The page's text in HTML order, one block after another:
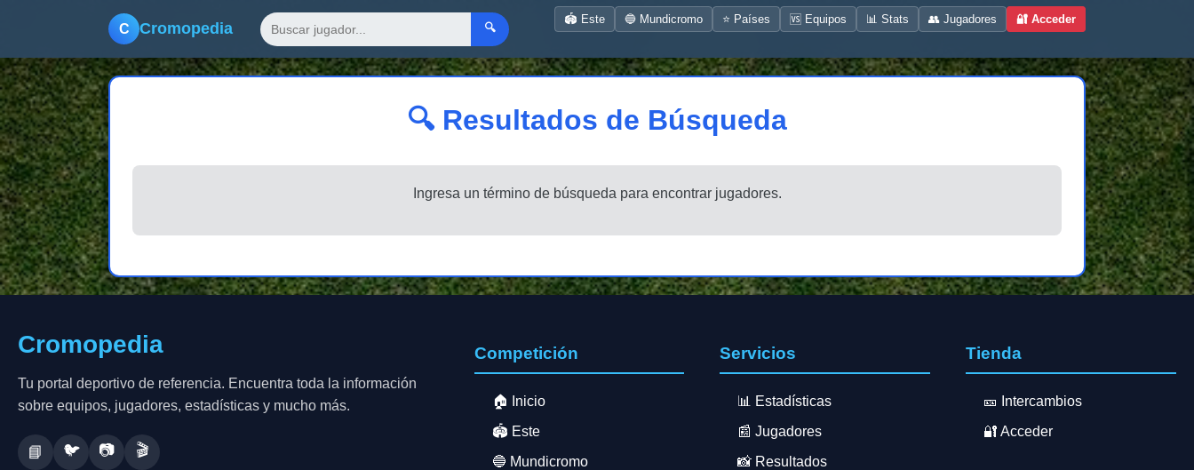
C Cromopedia 🔍
🏟️ Este 🔵 Mundicromo ⭐ Países 🆚 Equipos 📊 Stats 👥 Jugadores 🔐 Acceder
🔍 Resultados de Búsqueda
Ingresa un término de búsqueda para encontrar jugadores.
Cromopedia
Tu portal deportivo de referencia. Encuentra toda la información
sobre equipos, jugadores, estadísticas y mucho más.
📘 🐦 📷 🎬
Competición
🏠 Inicio
🏟️ Este
🔵 Mundicromo
Servicios
📊 Estadísticas
📰 Jugadores
📸 Resultados
Tienda
🎫 Intercambios
🔐 Acceder